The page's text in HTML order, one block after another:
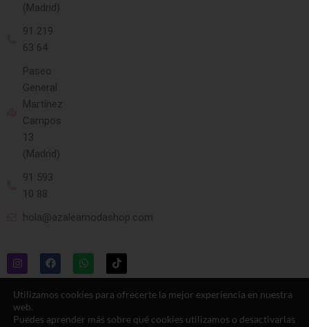
(Madrid)
91 219
63 64
Paseo
General
Martínez
Campos
13
(Madrid)
91 593
10 88
hola@azaleamodashop.com
Utilizamos cookies para ofrecerte la mejor experiencia en nuestra
web.
Puedes aprender más sobre qué cookies utilizamos o desactivarlas